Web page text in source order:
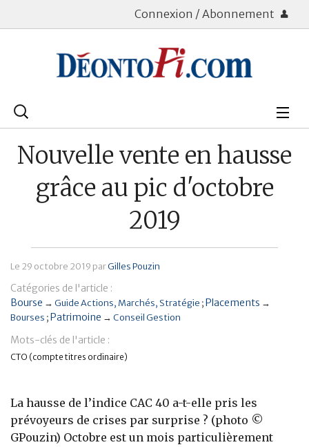
Connexion / Abonnement
Rechercher
Placements
Patrimoine
Immobilier
Nouvelle vente en hausse
grâce au pic d'octobre
2019
Le 29 octobre 2019 parGilles Pouzin
Catégories de l'article :
Bourse → Guide Actions Marchés Stratégie Placements →
Bourses
Patrimoine → Conseil Gestion
Mots-clés de l'article :
CTO (compte titres ordinaire)
La hausse de l’indice CAC 40 a-t-elle pris les
prévoyeurs de crises par surprise ? (photo ©
GPouzin) Octobre est un mois particulièrement